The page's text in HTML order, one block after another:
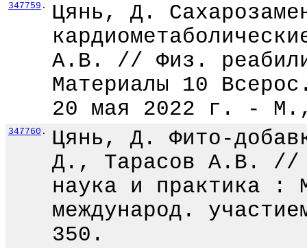
347759 .
Цянь, Д.
А.В. // Физ.
Материалы 10
20 мая 2022 г. -
347760 .
Цянь, Д. Фито-
Д., Тарасов А.В. //
наука и практика :
международ.
350.